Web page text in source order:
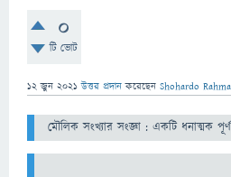
0
টি ভোট
12 জুন 2021 উত্তর প্রদান করেছেন Shohardo
মৌলিক সংখ্যার সংজ্ঞা : একটি ধনাত্মক